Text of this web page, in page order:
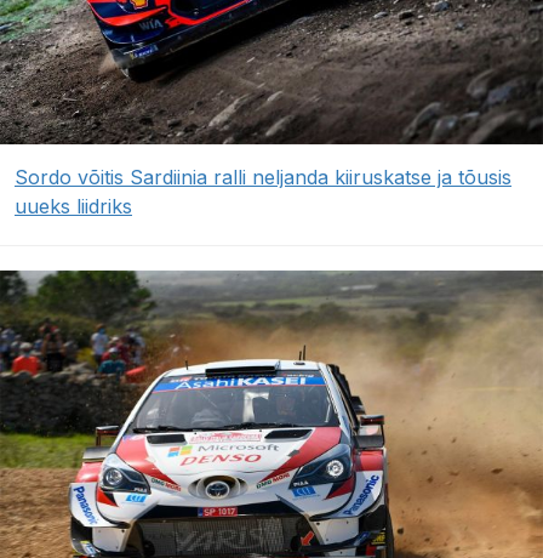
Sordo võitis Sardiinia ralli neljanda kiiruskatse ja tõusis
uueks liidriks